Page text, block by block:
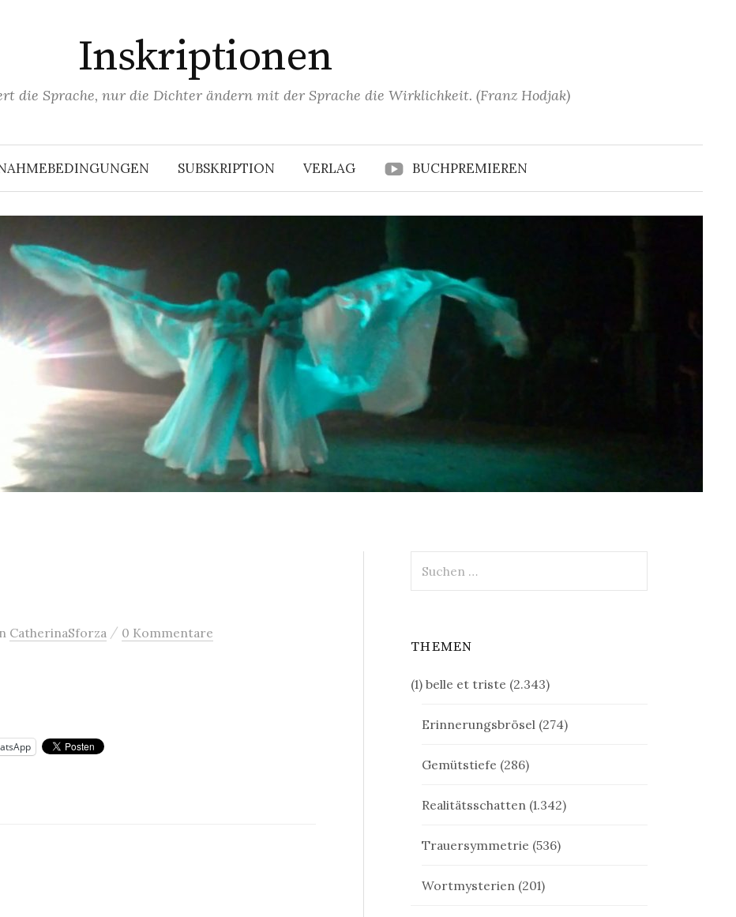
Inskriptionen
die Sprache, nur die Dichter ändern mit der Sprache die Wirklichkeit. (Franz Hodjak)
SUBSKRIPTION VERLAG BUCHPREMIEREN
CatherinaSforza / 0 Kommentare
nach:
THEMEN
(1) belle et triste (2.343)
Erinnerungsbrösel (274)
Gemütstiefe (286)
Realitätsschatten (1.342)
Trauersymmetrie (536)
Wortmysterien (201)